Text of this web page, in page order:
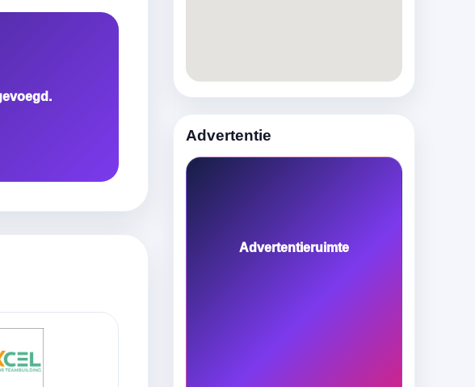
Advertentie
Advertentieruimte